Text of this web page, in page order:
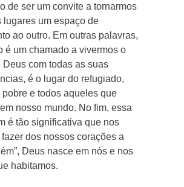
de ser um convite a tornarmos
lugares um espaço de
ao outro. Em outras palavras,
é um chamado a vivermos o
Deus com todas as suas
é o lugar do refugiado,
pobre e todos aqueles que
nosso mundo. No fim, essa
é tão significativa que nos
dos nossos corações a
Deus nasce em nós e nos
habitamos.